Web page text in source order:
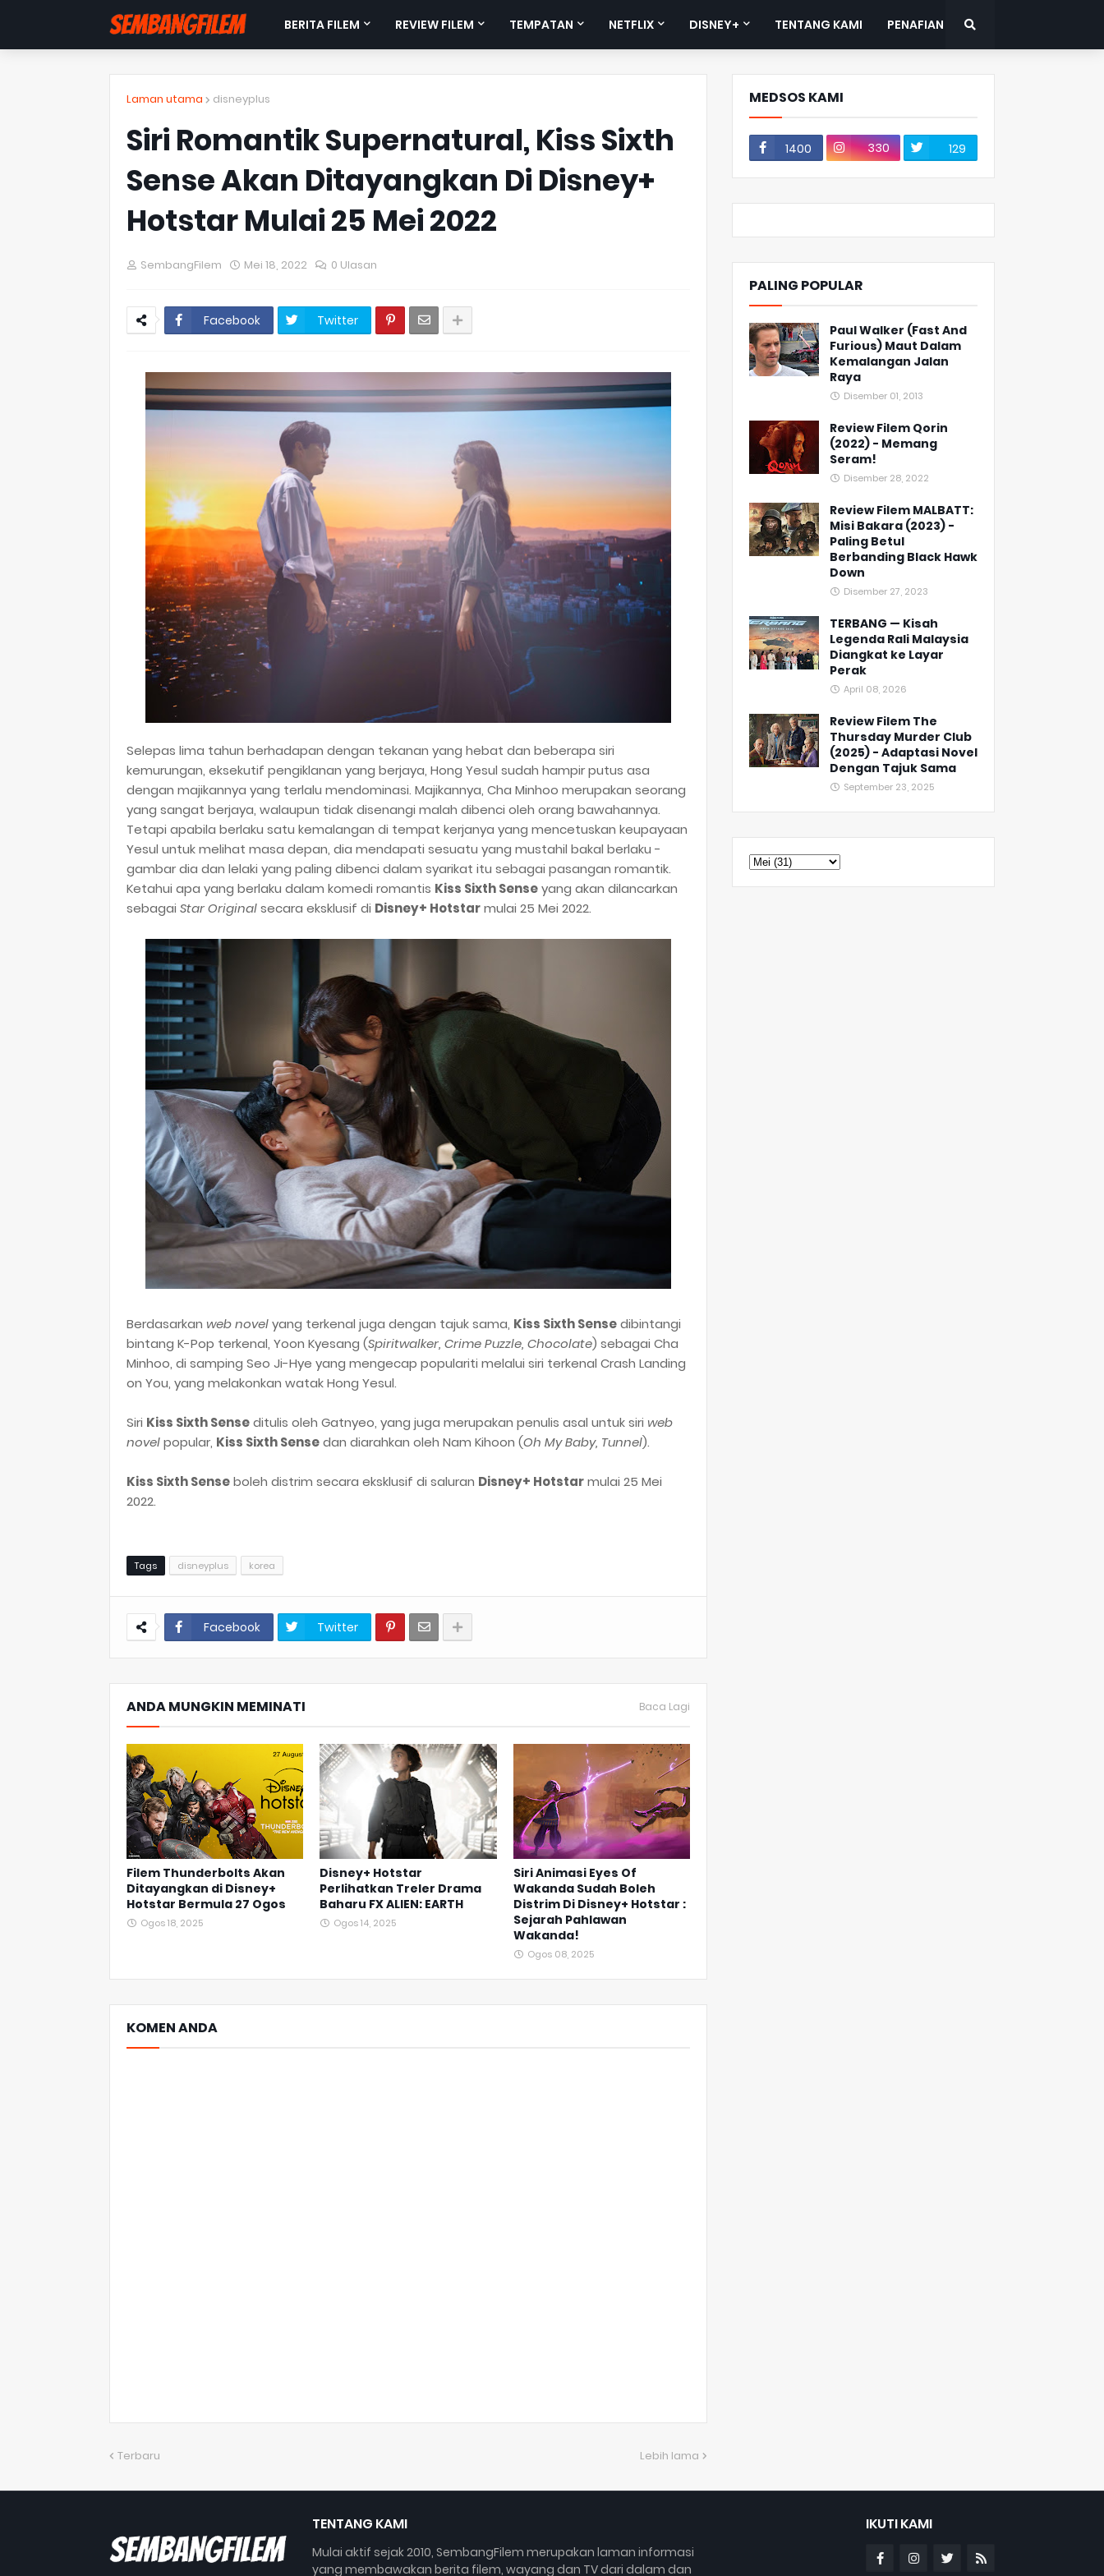
BERITA FILEM REVIEW FILEM TEMPATAN NETFLIX DISNEY+ TENTANG KAMI PENAFIAN
Laman utama disneyplus
Siri Romantik Supernatural, Kiss Sixth
Sense Akan Ditayangkan Di Disney+
Hotstar Mulai 25 Mei 2022
SembangFilem Mei 18, 2022 0 Ulasan
Facebook Twitter
Selepas lima tahun berhadapan dengan tekanan yang hebat dan beberapa siri
kemurungan, eksekutif pengiklanan yang berjaya, Hong Yesul sudah hampir putus asa
dengan majikannya yang terlalu mendominasi. Majikannya, Cha Minhoo merupakan seorang
yang sangat berjaya, walaupun tidak disenangi malah dibenci oleh orang bawahannya.
Tetapi apabila berlaku satu kemalangan di tempat kerjanya yang mencetuskan keupayaan
Yesul untuk melihat masa depan, dia mendapati sesuatu yang mustahil bakal berlaku -
gambar dia dan lelaki yang paling dibenci dalam syarikat itu sebagai pasangan romantik.
Ketahui apa yang berlaku dalam komedi romantis Kiss Sixth Senseyang akan dilancarkan
sebagai Star Originalsecara eksklusif di Disney+ Hotstarmulai 25 Mei 2022.
Berdasarkan web novelyang terkenal juga dengan tajuk sama, Kiss Sixth Sensedibintangi
bintang K-Pop terkenal, Yoon Kyesang (Spiritwalker, Crime Puzzle, Chocolate) sebagai Cha
Minhoo, di samping Seo Ji-Hye yang mengecap populariti melalui siri terkenal Crash Landing
on You, yang melakonkan watak Hong Yesul.
Siri Kiss Sixth Senseditulis oleh Gatnyeo, yang juga merupakan penulis asal untuk siri web
novelpopular, Kiss Sixth Sensedan diarahkan oleh Nam Kihoon (Oh My Baby, Tunnel).
Kiss Sixth Senseboleh distrim secara eksklusif di saluran Disney+ Hotstarmulai 25 Mei
2022.
Tags disneyplus korea
Facebook Twitter
ANDA MUNGKIN MEMINATI Baca Lagi
Filem Thunderbolts Akan
Ditayangkan di Disney+
Hotstar Bermula 27 Ogos
Ogos 18, 2025
Disney+ Hotstar
Perlihatkan Treler Drama
Baharu FX ALIEN: EARTH
Ogos 14, 2025
Siri Animasi Eyes Of
Wakanda Sudah Boleh
Distrim Di Disney+ Hotstar :
Sejarah Pahlawan
Wakanda!
Ogos 08, 2025
KOMEN ANDA
Terbaru Lebih lama
MEDSOS KAMI
1400 330 129
PALING POPULAR
Paul Walker (Fast And
Furious) Maut Dalam
Kemalangan Jalan
Raya
Disember 01, 2013
Review Filem Qorin
(2022) - Memang
Seram!
Disember 28, 2022
Review Filem MALBATT:
Misi Bakara (2023) -
Paling Betul
Berbanding Black Hawk
Down
Disember 27, 2023
TERBANG — Kisah
Legenda Rali Malaysia
Diangkat ke Layar
Perak
April 08, 2026
Review Filem The
Thursday Murder Club
(2025) - Adaptasi Novel
Dengan Tajuk Sama
September 23, 2025
TENTANG KAMI
Mulai aktif sejak 2010, SembangFilem merupakan laman informasi
yang membawakan berita filem, wayang dan TV dari dalam dan
IKUTI KAMI